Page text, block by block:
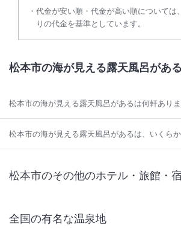
代金が安い順・代金が高い順については
りの代金を基準としています。
松本市の海が見える露天風呂があ
松本市の海が見える露天風呂があるは何軒あり
松本市の海が見える露天風呂があるは、いくら
松本市のその他のホテル・旅館・
全国の有名な温泉地